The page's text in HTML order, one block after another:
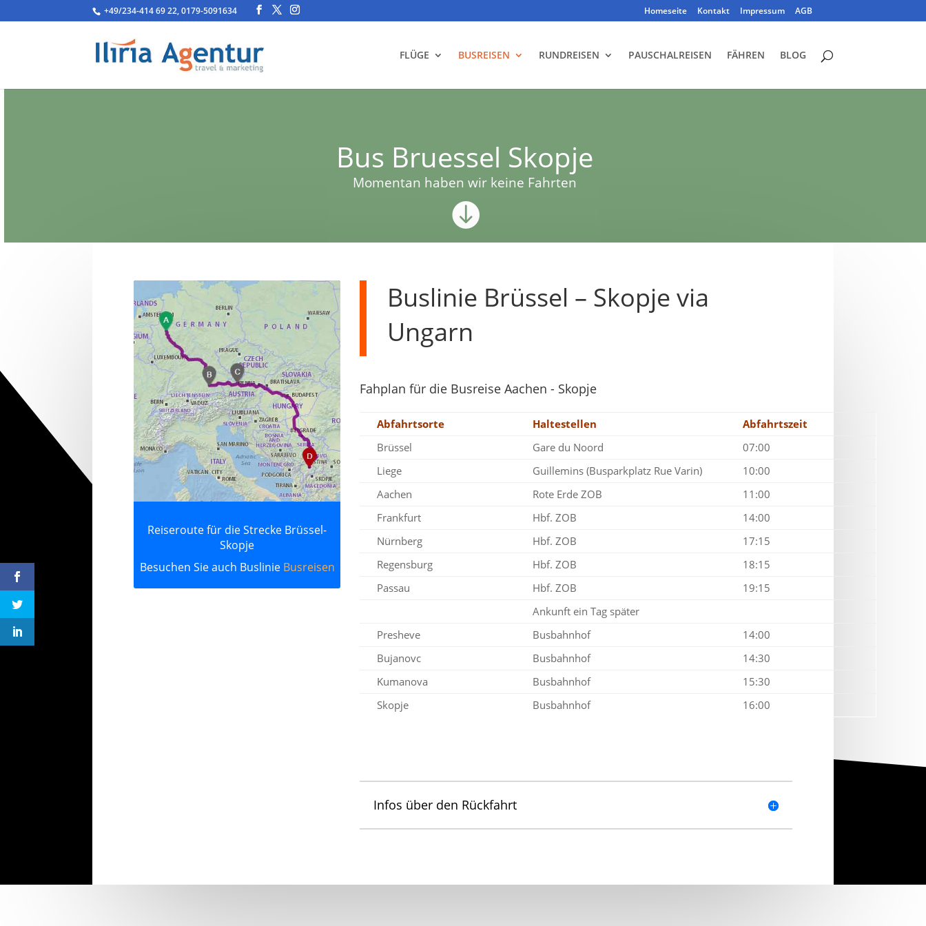
+49/234-414 69 22, 0179-5091634 Homeseite Kontakt Impressum AGB
FLÜGE BUSREISEN RUNDREISEN PAUSCHALREISEN FÄHREN BLOG
Bus Bruessel Skopje
Momentan haben wir keine Fahrten

Reiseroute für die Strecke Brüssel-
Skopje
Besuchen Sie auch Buslinie Busreisen
Buslinie Brüssel – Skopje via
Ungarn
Fahplan für die Busreise Aachen - Skopje
Abfahrtsorte Haltestellen
Abfahrtszeit
Brüssel
Gare du Noord
07:00
Liege
Guillemins (Busparkplatz Rue Varin)
10:00
Aachen
Rote Erde ZOB
11:00
Frankfurt
Hbf. ZOB
14:00
Nürnberg
Hbf. ZOB
17:15
Regensburg
Hbf. ZOB
18:15
Passau
Hbf. ZOB
19:15
Ankunft ein Tag später
Presheve
Busbahnhof
14:00
Bujanovc
Busbahnhof
14:30
Kumanova
Busbahnhof
15:30
Skopje
Busbahnhof 16:00
Infos über den Rückfahrt